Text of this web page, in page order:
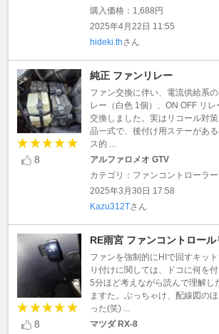
購入価格：1,688円
2025年4月22日 11:55
hideki.thさん
8
純正 ファンリレー
ファン交換に伴い、電流供給系
レー（白色 1個）、ON OFF リ
交換しました。実はリコール対
品一式で、後付け用ステーがあ
ス的 ...
アルファロメオ GTV
カテゴリ：ファンコントローラー
2025年3月30日 17:58
Kazu312Tさん
8
RE雨宮 ファンコントロール
ファンを強制的にHIで回すキッ
り付けに関しては、ドコに何を
5分ほど考えながら読んで理解し
ますた。ぶっちゃけ、配線図の
った(笑) ...
マツダ RX-8